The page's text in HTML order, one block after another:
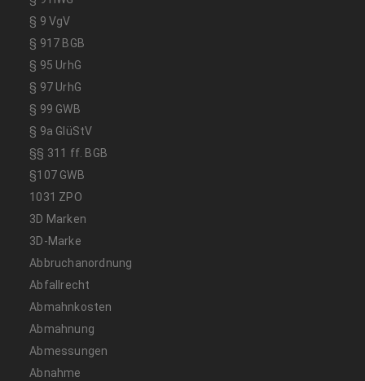
§ 9 VgV
§ 917 BGB
§ 95 UrhG
§ 97 UrhG
§ 99 GWB
§ 9a GlüStV
§§ 311 ff. BGB
§107 GWB
1031 ZPO
3D Marken
3D-Marke
Abbruchanordnung
Abfallrecht
Abmahnkosten
Abmahnung
Abmessungen
Abnahme